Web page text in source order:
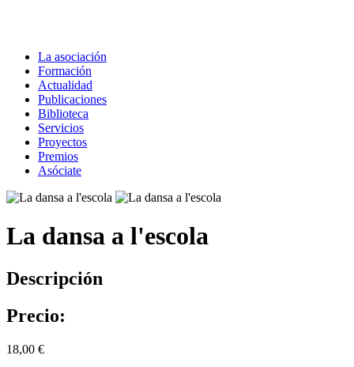
La asociación
Formación
Actualidad
Publicaciones
Biblioteca
Servicios
Proyectos
Premios
Asóciate
La dansa a l'escola
Descripción
Precio:
18,00 €